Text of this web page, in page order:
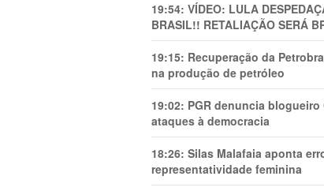
19:54: VÍDEO: LULA
BRASIL!! RETALIAÇÃO SERÁ
19:15: Recuperação da
na produção de petróleo
19:02: PGR denuncia
ataques à democracia
18:26: Silas Malafaia aponta
representatividade feminina